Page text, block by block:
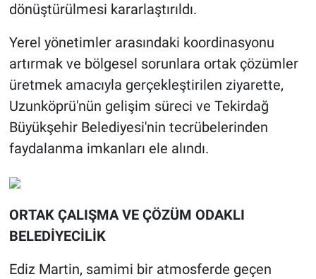
dönüştürülmesi kararlaştırıldı.
Yerel yönetimler arasındaki koordinasyonu
artırmak ve bölgesel sorunlara ortak çözümler
üretmek amacıyla gerçekleştirilen ziyarette,
Uzunköprü'nün gelişim süreci ve Tekirdağ
Büyükşehir Belediyesi'nin tecrübelerinden
faydalanma imkanları ele alındı.
ORTAK ÇALIŞMA VE ÇÖZÜM ODAKLI
BELEDİYECİLİK
Ediz Martin, samimi bir atmosferde geçen